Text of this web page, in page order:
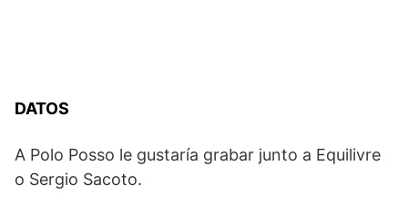
DATOS
A Polo Posso le gustaría grabar junto a Equilivre
o Sergio Sacoto.